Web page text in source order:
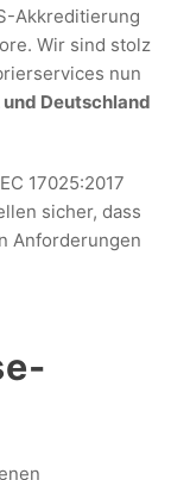
Akkreditierung
Wir sind stolz
nun
Deutschland
17025:2017
sicher, dass
Anforderungen